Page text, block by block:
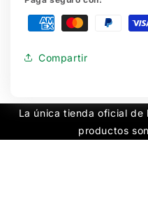
Compartir
La única tienda oficial de
productos